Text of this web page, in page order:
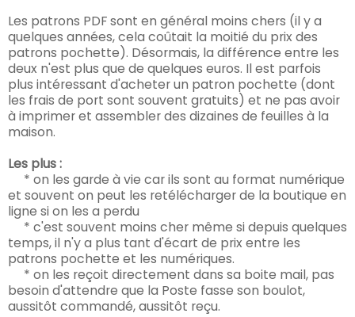
Les patrons PDF sont en général moins chers (il y a
quelques années, cela coûtait la moitié du prix des
patrons pochette). Désormais, la différence entre les
deux n'est plus que de quelques euros. Il est parfois
plus intéressant d'acheter un patron pochette (dont
les frais de port sont souvent gratuits) et ne pas avoir
à imprimer et assembler des dizaines de feuilles à la
maison.
Les plus :
* on les garde à vie car ils sont au format numérique
et souvent on peut les retélécharger de la boutique en
ligne si on les a perdu
* c'est souvent moins cher même si depuis quelques
temps, il n'y a plus tant d'écart de prix entre les
patrons pochette et les numériques.
* on les reçoit directement dans sa boite mail, pas
besoin d'attendre que la Poste fasse son boulot,
aussitôt commandé, aussitôt reçu.